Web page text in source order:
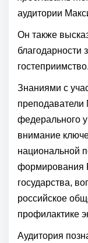
аудитории
Он также
благодарности
гостеприимство.
Знаниями с
преподаватели
федерального
внимание
национальной
формирования
государства,
российское
профилактике
Аудитория